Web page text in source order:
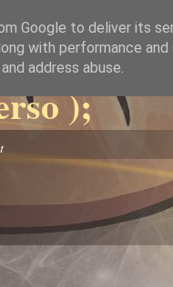
);
Google to deliver its
with performance
address abuse.